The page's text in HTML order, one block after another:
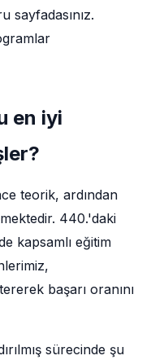
sayfadasınız.
en iyi
teorik, ardından
440.'daki
kapsamlı eğitim
başarı oranını
sürecinde şu